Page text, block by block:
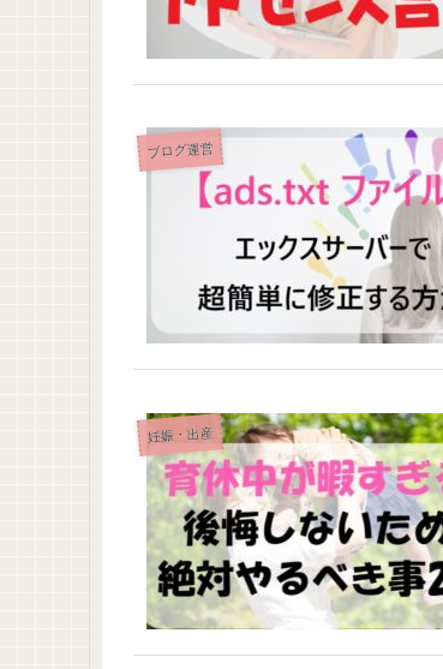
ブログ運営
妊娠・出産